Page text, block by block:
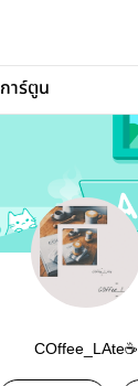
การ์ตูน
COffee_LAte☕